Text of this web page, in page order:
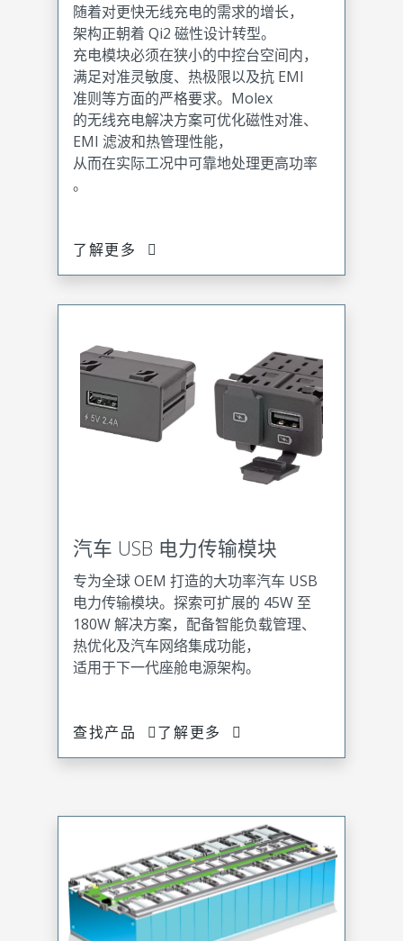
随着对更快无线充电的需求的增长，
架构正朝着 Qi2 磁性设计转型。
充电模块必须在狭小的中控台空间内，
满足对准灵敏度、热极限以及抗 EMI
准则等方面的严格要求。Molex
的无线充电解决方案可优化磁性对准、
EMI 滤波和热管理性能，
从而在实际工况中可靠地处理更高功率
。
了解更多
汽车 USB 电力传输模块
专为全球 OEM 打造的大功率汽车 USB
电力传输模块。探索可扩展的 45W 至
180W 解决方案，配备智能负载管理、
热优化及汽车网络集成功能，
适用于下一代座舱电源架构。
查找产品 了解更多